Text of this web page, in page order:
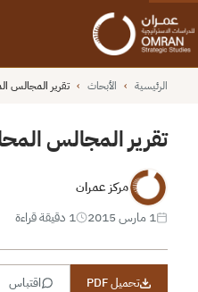
الرئيسية › الأبحاث › تقرير المجالس
تقرير المجالس
مركز عمران
1 مارس 2015
1 دقيقة قراءة
تحميل PDF اقتباس